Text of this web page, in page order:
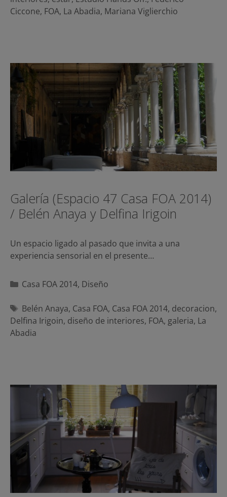
Ciccone, FOA, La Abadia, Mariana Viglierchio
Galería (Espacio 47 Casa FOA 2014)
/ Belén Anaya y Delfina Irigoin
Un espacio ligado al pasado que invita a una
experiencia sensorial en el presente…
Categorías
Casa FOA 2014, Diseño
Etiquetas
Belén Anaya, Casa FOA, Casa FOA 2014, decoracion,
Delfina Irigoin, diseño de interiores, FOA, galeria, La
Abadia